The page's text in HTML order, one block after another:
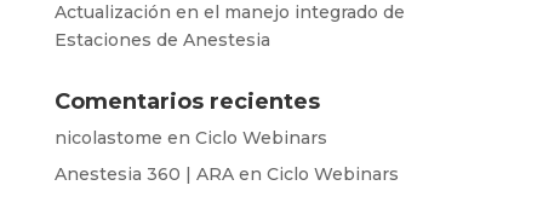
Actualización en el manejo integrado de
Estaciones de Anestesia
Comentarios recientes
nicolastome en Ciclo Webinars
Anestesia 360 | ARAen Ciclo Webinars